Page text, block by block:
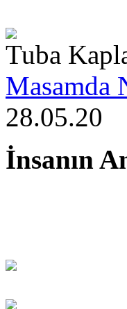
Tuba
Masamda
28.05.20
İnsanın